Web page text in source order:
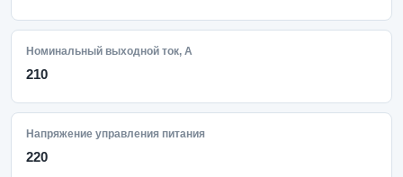
Номинальный выходной ток, А
210
Напряжение управления питания
220